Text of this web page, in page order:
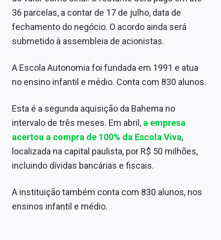
Conteúdo de Marca
Sobre
36 parcelas, a contar de 17 de julho, data de
fechamento do negócio. O acordo ainda será
submetido à assembleia de acionistas.
A Escola Autonomia foi fundada em 1991 e atua
no ensino infantil e médio. Conta com 830 alunos.
Esta é a segunda aquisição da Bahema no
intervalo de três meses. Em abril, a empresa
acertou a compra de 100% da Escola Viva,
localizada na capital paulista, por R$ 50 milhões,
incluindo dívidas bancárias e fiscais.
A instituição também conta com 830 alunos, nos
ensinos infantil e médio.